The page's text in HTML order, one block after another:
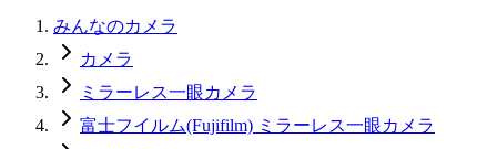
みんなのカメラ
カメラ
ミラーレス一眼カメラ
富士フイルム(Fujifilm) ミラーレス一眼カメラ